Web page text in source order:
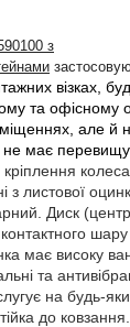
з
візках,
та офісному
але й
не має
з листової
Диск
має високу
та
на будь-
до